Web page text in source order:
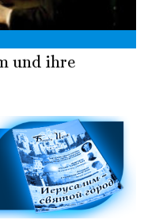
und ihre